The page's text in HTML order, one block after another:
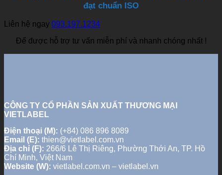
đạt chuẩn ISO
Liên hệ ngay 093.197.1234
Để được hỗ trợ tư vấn miễn phí và nhanh chóng nhất !
CÔNG TY CỔ PHẦN SẢN XUẤT THƯƠNG MẠI
VIETLABEL
Điện thoại (M): (+84) 086 896 8089
Email (E): thien@vietlabel.com.vn
Địa chỉ (F): 266/6 Lê Thị Riêng, Phường Thới An, TP. Hồ
Chí Minh, Việt Nam
Website (W): vietlabel.com.vn – vietlabel.vn